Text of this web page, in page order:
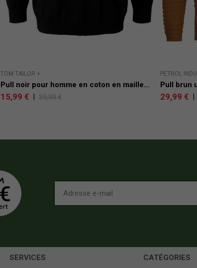
TOM TAILOR +
Pull noir pour homme en coton en maille...
15,99 € 39,99 €
PETROL
Pull brun
29,99 €
SERVICES CATÉGORIES